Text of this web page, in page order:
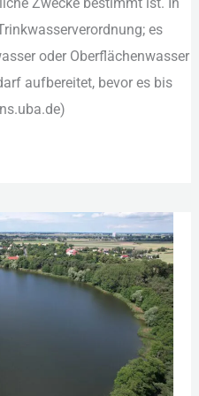
es
ode︇r Obe︇rflächenwasser
auf︇bereitet, bev︇or es bis︇